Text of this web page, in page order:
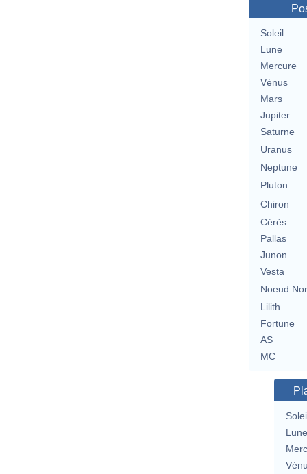
Soleil
Lune
Mercure
Vénus
Mars
Jupiter
Saturne
Uranus
Neptune
Pluton
Chiron
Cérès
Pallas
Junon
Vesta
Noeud
Lilith
Fortune
AS
MC
Lune